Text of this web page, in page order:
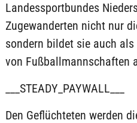
Landessportbundes
Zugewanderten nicht nur
sondern bildet sie auch als
von Fußballmannschaften
___STEADY_PAYWALL___
Den Geflüchteten werden